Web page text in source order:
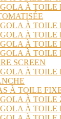
À TOILE
À
À TOILE
À TOILE
À TOILE
SCREEN
À TOILE
À TOILE
À TOILE
À TOILE